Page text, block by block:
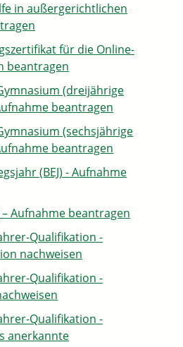
in außergerichtlichen
für die Online-
beantragen
(dreijährige
beantragen
(sechsjährige
beantragen
(BEJ) - Aufnahme
Aufnahme beantragen
Qualifikation -
nachweisen
Qualifikation -
Qualifikation -
anerkannte